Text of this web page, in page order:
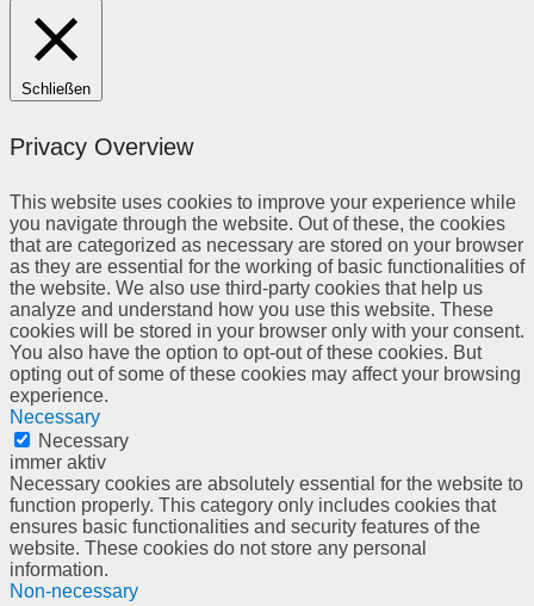
Schließen
Privacy Overview
This website uses cookies to improve your experience while
you navigate through the website. Out of these, the cookies
that are categorized as necessary are stored on your browser
as they are essential for the working of basic functionalities of
the website. We also use third-party cookies that help us
analyze and understand how you use this website. These
cookies will be stored in your browser only with your consent.
You also have the option to opt-out of these cookies. But
opting out of some of these cookies may affect your browsing
experience.
Necessary
Necessary
immer aktiv
Necessary cookies are absolutely essential for the website to
function properly. This category only includes cookies that
ensures basic functionalities and security features of the
website. These cookies do not store any personal
information.
Non-necessary